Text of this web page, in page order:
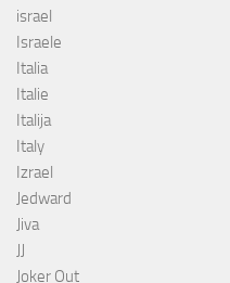
israel
Israele
Italia
Italie
Italija
Italy
Izrael
Jedward
Jiva
JJ
Joker Out